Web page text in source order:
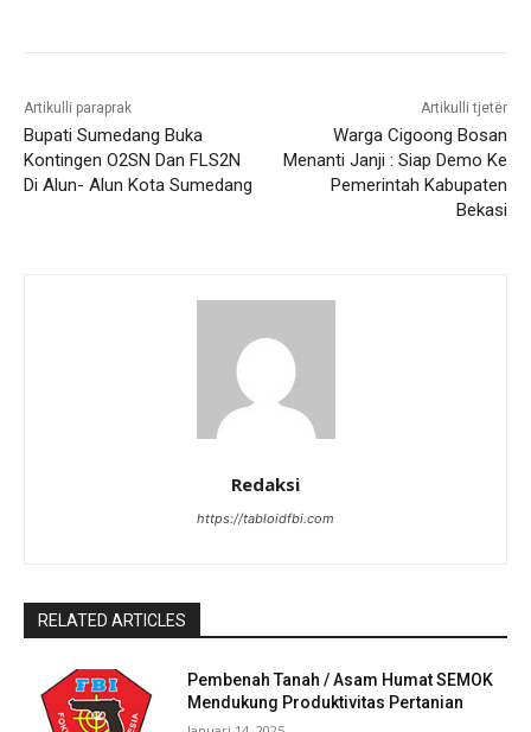
Artikulli paraprak
Bupati Sumedang Buka
Kontingen O2SN Dan FLS2N
Di Alun- Alun Kota Sumedang
Artikulli tjetër
Warga Cigoong Bosan
Menanti Janji : Siap Demo Ke
Pemerintah Kabupaten
Bekasi
Redaksi
https://tabloidfbi.com
RELATED ARTICLES
Pembenah Tanah / Asam Humat SEMOK
Mendukung Produktivitas Pertanian